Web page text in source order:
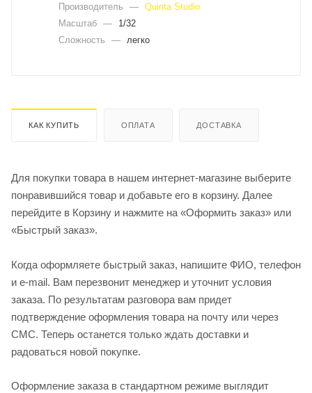
Производитель
— Quinta Studio
Масштаб —
1/32
Сложность
— легко
КАК КУПИТЬ ОПЛАТА ДОСТАВКА
Для покупки товара в нашем интернет-магазине выберите
понравившийся товар и добавьте его в корзину. Далее
перейдите в Корзину и нажмите на «Оформить заказ» или
«Быстрый заказ».
Когда оформляете быстрый заказ, напишите ФИО, телефон
и e-mail. Вам перезвонит менеджер и уточнит условия
заказа. По результатам разговора вам придет
подтверждение оформления товара на почту или через
СМС. Теперь останется только ждать доставки и
радоваться новой покупке.
Оформление заказа в стандартном режиме выглядит